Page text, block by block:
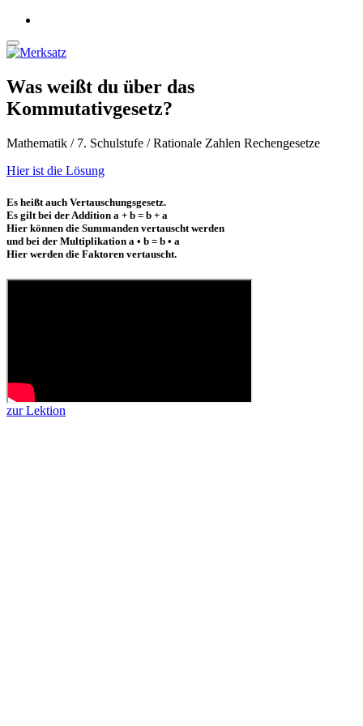
Was weißt du über das
Kommutativgesetz?
Mathematik / 7. Schulstufe / Rationale Zahlen Rechengesetze
Hier ist die Lösung
Es heißt auch Vertauschungsgesetz.
Es gilt bei der Addition a + b = b + a
Hier können die Summanden vertauscht werden
und bei der Multiplikation a • b = b • a
Hier werden die Faktoren vertauscht.
zur Lektion